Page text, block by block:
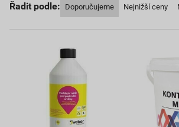
Řadit podle: Doporučujeme Nejnižší ceny